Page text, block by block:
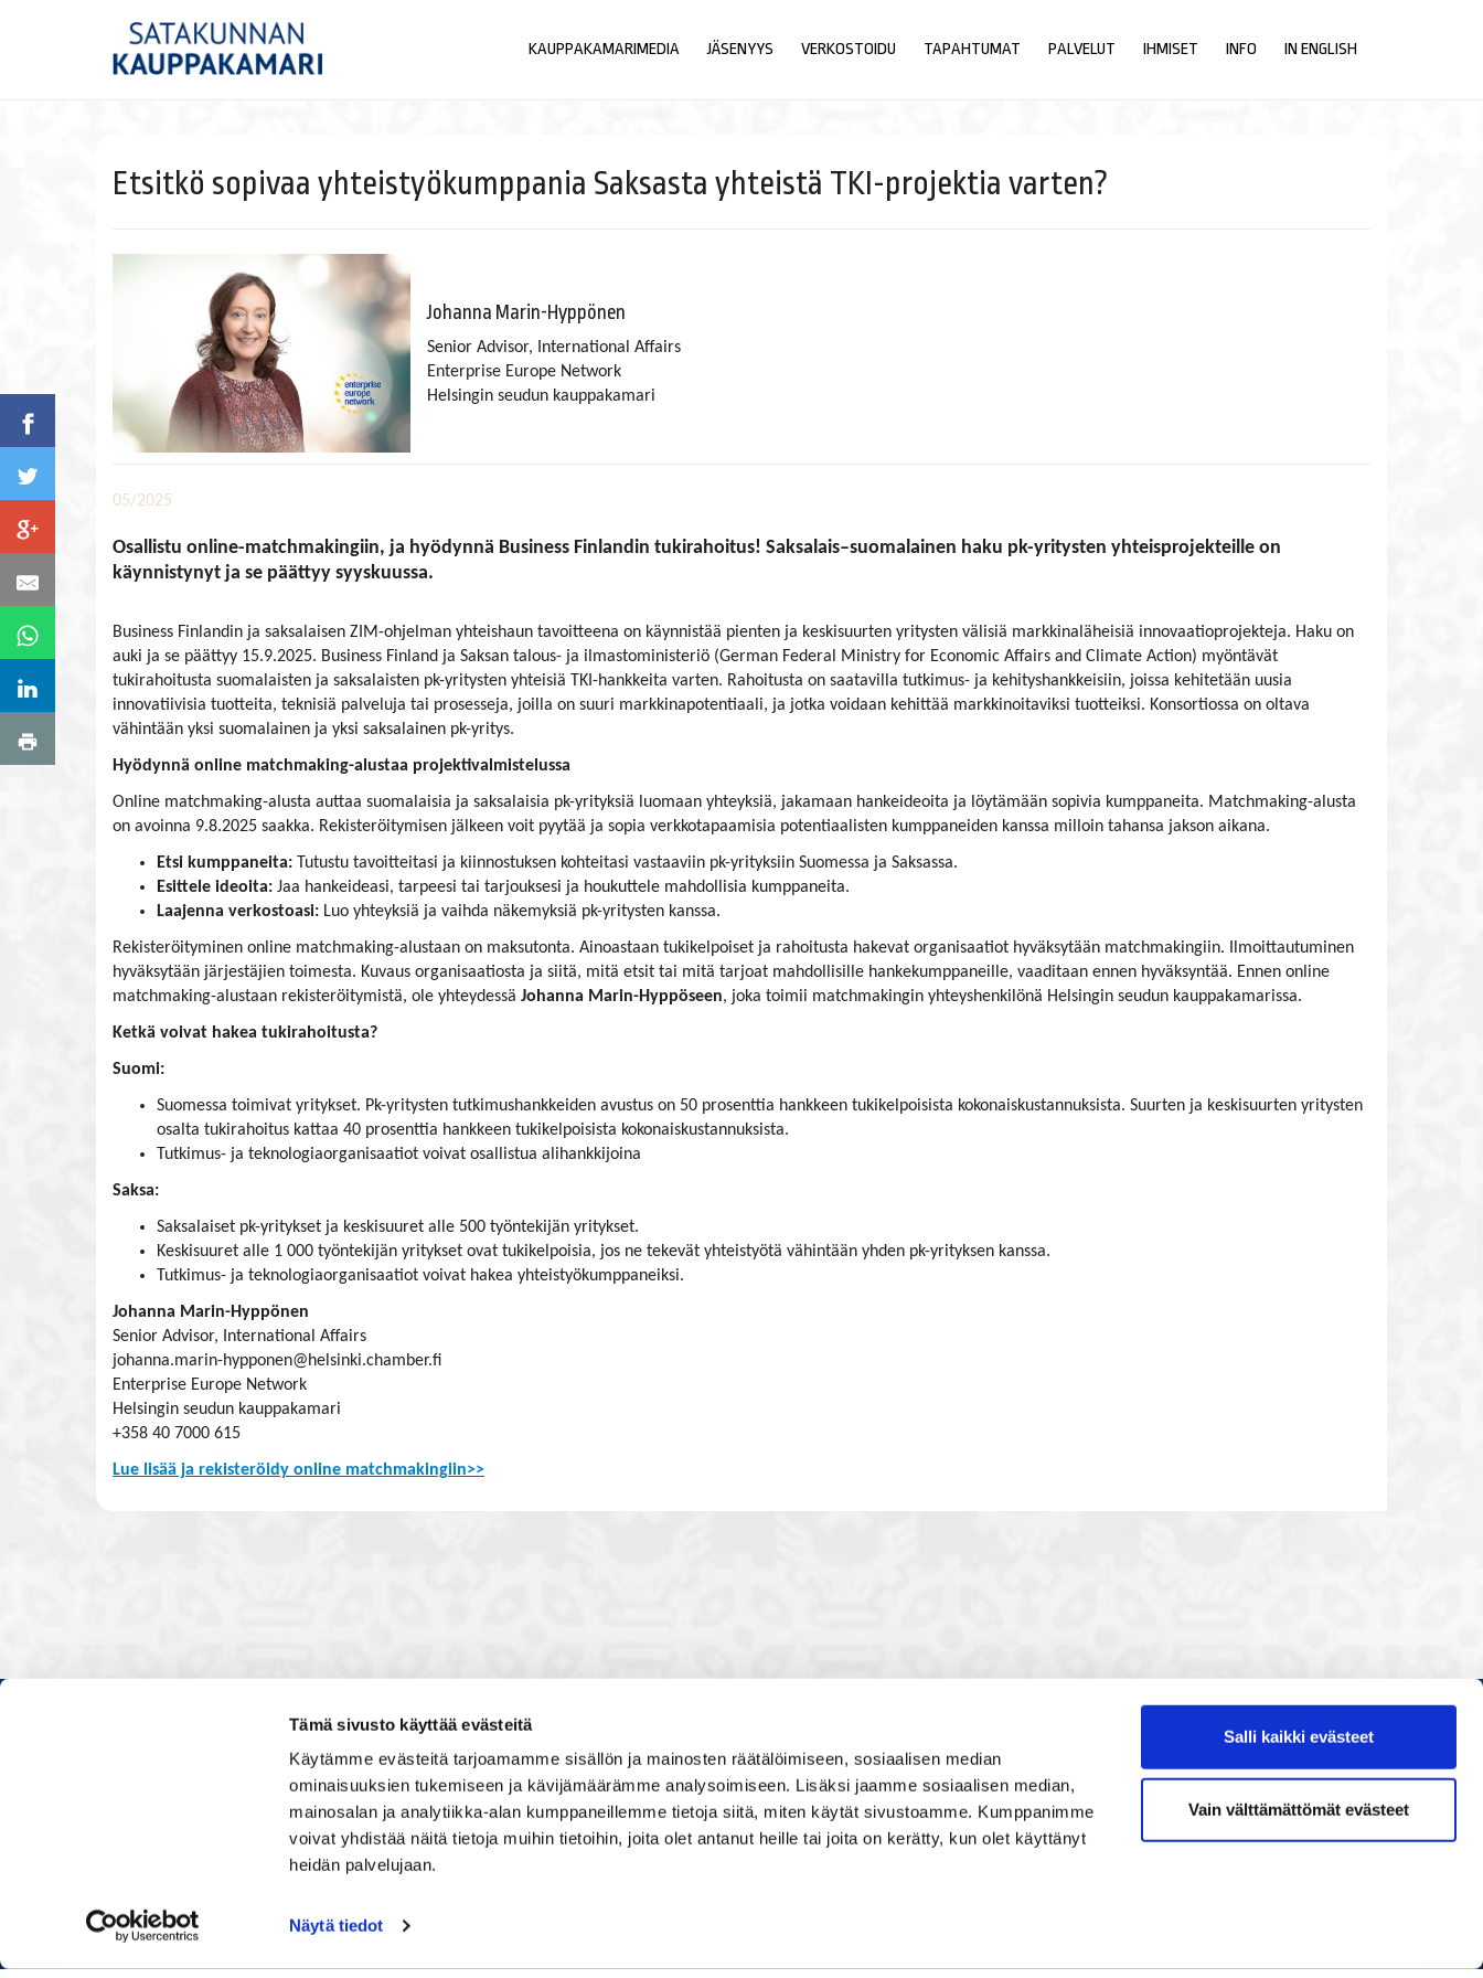
Tämä sivusto käyttää evästeitä
Käytämme evästeitä tarjoamamme sisällön ja mainosten räätälöimiseen, sosiaalisen median
ominaisuuksien tukemiseen ja kävijämäärämme analysoimiseen. Lisäksi jaamme sosiaalisen median,
mainosalan ja analytiikka-alan kumppaneillemme tietoja siitä, miten käytät sivustoamme. Kumppanimme
voivat yhdistää näitä tietoja muihin tietoihin, joita olet antanut heille tai joita on kerätty, kun olet käyttänyt
heidän palvelujaan.
Näytä tiedot
Salli kaikki evästeet
Vain välttämättömät evästeet
KAUPPAKAMARIMEDIA JÄSENYYS VERKOSTOIDU TAPAHTUMAT PALVELUT IHMISET INFO IN ENGLISH
Etsitkö sopivaa yhteistyökumppania Saksasta yhteistä TKI-projektia varten?
Johanna Marin-Hyppönen
Senior Advisor, International Affairs
Enterprise Europe Network
Helsingin seudun kauppakamari
05/2025
Osallistu online-matchmakingiin, ja hyödynnä Business Finlandin tukirahoitus! Saksalais–suomalainen haku pk-yritysten yhteisprojekteille on
käynnistynyt ja se päättyy syyskuussa.
Business Finlandin ja saksalaisen ZIM-ohjelman yhteishaun tavoitteena on käynnistää pienten ja keskisuurten yritysten välisiä markkinaläheisiä innovaatioprojekteja. Haku on
auki ja se päättyy 15.9.2025. Business Finland ja Saksan talous- ja ilmastoministeriö (German Federal Ministry for Economic Affairs and Climate Action) myöntävät
tukirahoitusta suomalaisten ja saksalaisten pk-yritysten yhteisiä TKI-hankkeita varten. Rahoitusta on saatavilla tutkimus- ja kehityshankkeisiin, joissa kehitetään uusia
innovatiivisia tuotteita, teknisiä palveluja tai prosesseja, joilla on suuri markkinapotentiaali, ja jotka voidaan kehittää markkinoitaviksi tuotteiksi. Konsortiossa on oltava
vähintään yksi suomalainen ja yksi saksalainen pk-yritys.
Hyödynnä online matchmaking-alustaa projektivalmistelussa
Online matchmaking-alusta auttaa suomalaisia ja saksalaisia pk-yrityksiä luomaan yhteyksiä, jakamaan hankeideoita ja löytämään sopivia kumppaneita. Matchmaking-alusta
on avoinna 9.8.2025 saakka. Rekisteröitymisen jälkeen voit pyytää ja sopia verkkotapaamisia potentiaalisten kumppaneiden kanssa milloin tahansa jakson aikana.
Etsi kumppaneita: Tutustu tavoitteitasi ja kiinnostuksen kohteitasi vastaaviin pk-yrityksiin Suomessa ja Saksassa.
Esittele ideoita: Jaa hankeideasi, tarpeesi tai tarjouksesi ja houkuttele mahdollisia kumppaneita.
Laajenna verkostoasi: Luo yhteyksiä ja vaihda näkemyksiä pk-yritysten kanssa.
Rekisteröityminen online matchmaking-alustaan on maksutonta. Ainoastaan tukikelpoiset ja rahoitusta hakevat organisaatiot hyväksytään matchmakingiin. Ilmoittautuminen
hyväksytään järjestäjien toimesta. Kuvaus organisaatiosta ja siitä, mitä etsit tai mitä tarjoat mahdollisille hankekumppaneille, vaaditaan ennen hyväksyntää. Ennen online
matchmaking-alustaan rekisteröitymistä, ole yhteydessä Johanna Marin-Hyppöseen, joka toimii matchmakingin yhteyshenkilönä Helsingin seudun kauppakamarissa.
Ketkä voivat hakea tukirahoitusta?
Suomi:
Suomessa toimivat yritykset. Pk-yritysten tutkimushankkeiden avustus on 50 prosenttia hankkeen tukikelpoisista kokonaiskustannuksista. Suurten ja keskisuurten yritysten
osalta tukirahoitus kattaa 40 prosenttia hankkeen tukikelpoisista kokonaiskustannuksista.
Tutkimus- ja teknologiaorganisaatiot voivat osallistua alihankkijoina
Saksa:
Saksalaiset pk-yritykset ja keskisuuret alle 500 työntekijän yritykset.
Keskisuuret alle 1 000 työntekijän yritykset ovat tukikelpoisia, jos ne tekevät yhteistyötä vähintään yhden pk-yrityksen kanssa.
Tutkimus- ja teknologiaorganisaatiot voivat hakea yhteistyökumppaneiksi.
Johanna Marin-Hyppönen
Senior Advisor, International Affairs
johanna.marin-hypponen@helsinki.chamber.fi
Enterprise Europe Network
Helsingin seudun kauppakamari
+358 40 7000 615
Lue lisää ja rekisteröidy online matchmakingiin>>
luontevasti kollegoidesi kanssa, solmit kiinnostavia kontakteja
ja vaikutat elinkeinoelämän toimintaedellytyksiin yhdessä
muiden yritysjohtajien kanssa. Olet mukana joukossa, joka
uskoo tulevaisuuteen, ajattelee isosti ja kehittää jatkuvasti
osaamistaan.
Valtakatu 6, 28100 Pori
Avoinna ma - pe 8.30 - 15.30.
Painopisteet